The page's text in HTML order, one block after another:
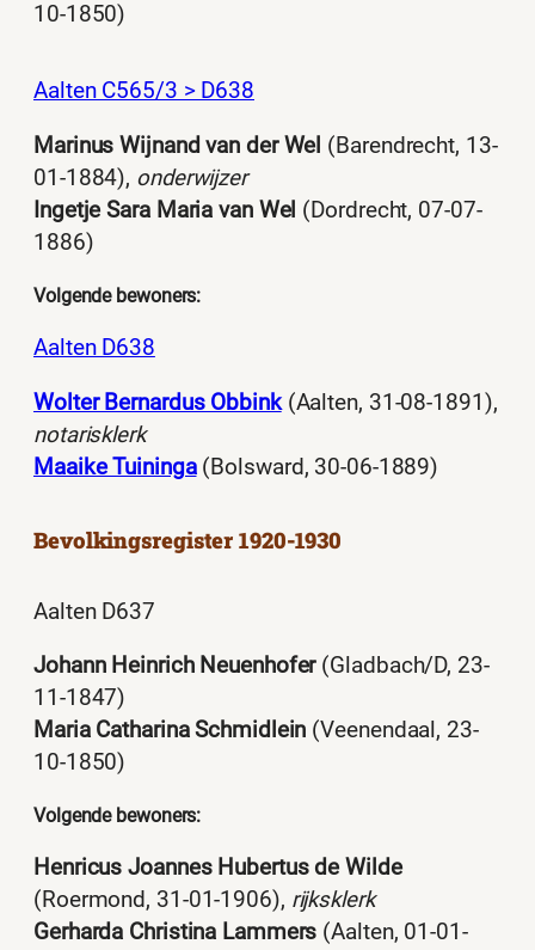
10-1850)
Aalten C565/3 > D638
Marinus Wijnand van der Wel (Barendrecht, 13-
01-1884), onderwijzer
Ingetje Sara Maria van Wel (Dordrecht, 07-07-
1886)
Volgende bewoners:
Aalten D638
Wolter Bernardus Obbink(Aalten, 31-08-1891),
notarisklerk
Maaike Tuininga(Bolsward, 30-06-1889)
Bevolkingsregister 1920-1930
Aalten D637
Johann Heinrich Neuenhofer(Gladbach/D, 23-
11-1847)
Maria Catharina Schmidlein (Veenendaal, 23-
10-1850)
Volgende bewoners:
Henricus Joannes Hubertus de Wilde
(Roermond, 31-01-1906), rijksklerk
Gerharda Christina Lammers (Aalten, 01-01-